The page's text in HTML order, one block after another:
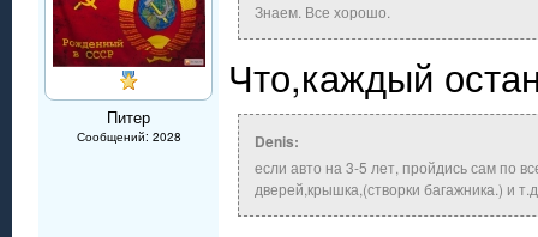
Питер
Сообщений: 2028
Знаем. Все хорошо.
Что,каждый
Denis:
если авто на 3-5 лет, пройдись сам по
дверей,крышка,(створки багажника.) и